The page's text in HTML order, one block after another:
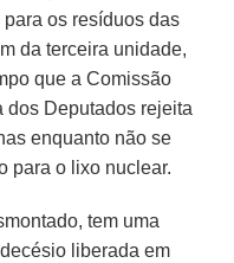
os resíduos das
da terceira unidade,
que a Comissão
dos Deputados rejeita
enquanto não se
para o lixo nuclear.
tem uma
liberada em